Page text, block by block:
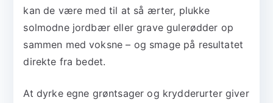
kan de være med til at så ærter, plukke
solmodne jordbær eller grave gulerødder op
sammen med voksne – og smage på resultatet
direkte fra bedet.
At dyrke egne grøntsager og krydderurter giver